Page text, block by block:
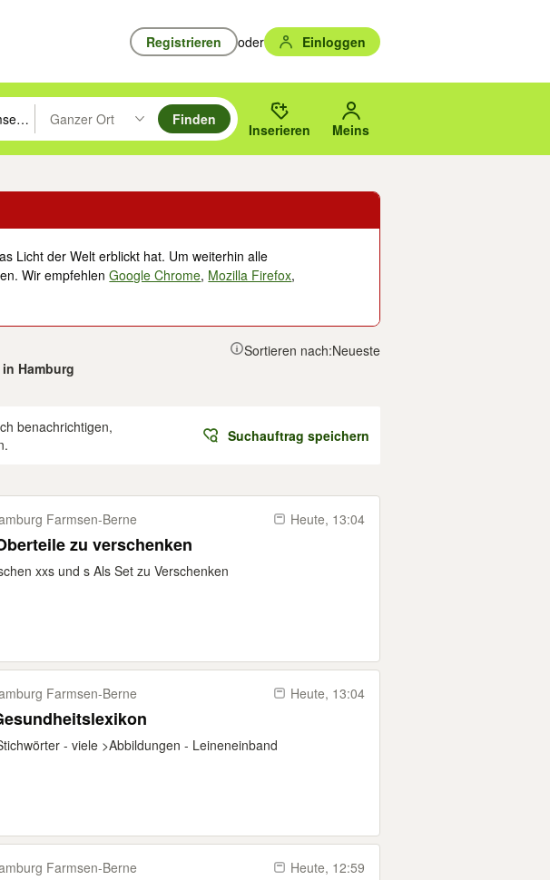
Registrieren oder Einloggen
nach oben/unten durchsuchen und mit Eingabetaste auswählen.
Eingabetaste drücken um zu suchen, oder Vorschläge mit den Pfeiltasten nach oben/
Ganzer Ort
Suche im Umkreis des gewählten Orts oder PLZ.
Finden
Inserieren Meins
Licht der Welt erblickt hat. Um weiterhin alle
Wir empfehlenGoogle Chrome, Mozilla Firefox,
Hamburg
Sortieren nach:Neueste
benachrichtigen,
Suchauftrag speichern
Farmsen-​Berne Heute, 13:04
zu verschenken
xxs und s Als Set zu Verschenken
Farmsen-​Berne Heute, 13:04
- viele >Abbildungen - Leineneinband
Farmsen-​Berne Heute, 12:59